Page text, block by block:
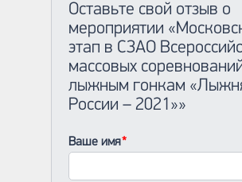
Оставьте свой отзыв о
мероприятии
этап в СЗАО
массовых
лыжным гонкам
России – 2021»»
Ваше имя